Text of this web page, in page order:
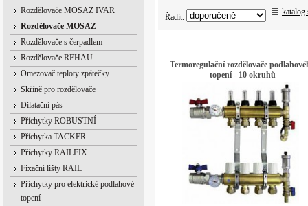
Rozdělovače MOSAZ IVAR
Rozdělovače MOSAZ
Rozdělovače s čerpadlem
Rozdělovače REHAU
Omezovač teploty zpátečky
Skříně pro rozdělovače
Dilatační pás
Příchytky ROBUSTNÍ
Příchytka TACKER
Příchytky RAILFIX
Fixační lišty RAIL
Příchytky pro elektrické podlahové
topení
Řadit:
katalog
Termoregulační rozdělovače
topení - 10 okruhů